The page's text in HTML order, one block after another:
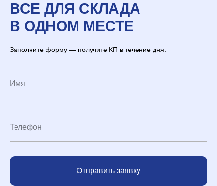
ВСЕ ДЛЯ СКЛАДА
В ОДНОМ МЕСТЕ
Заполните форму — получите КП в течение дня.
Отправить заявку